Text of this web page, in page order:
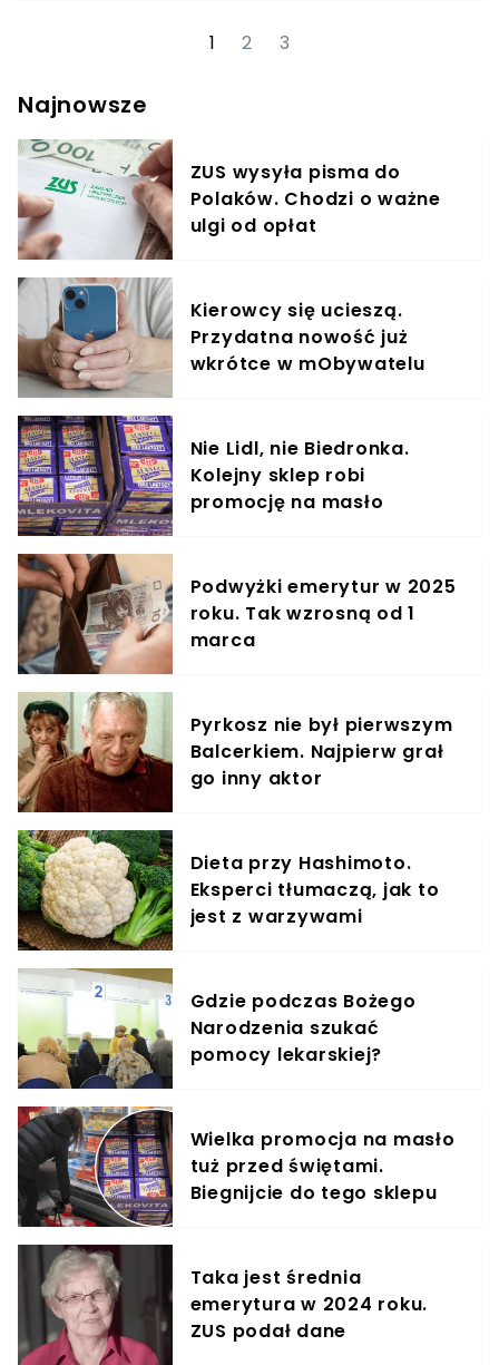
żona. Fani po informacji na temat choroby
żona, Ewa Krawczyk. W rozmowie z Plejadą
poważny. Podkreśliła również, że ona nie jest
zarażona. Ewa Krawczyk dostała negatywny wynik
na obecność COVID-19.
1 2 3
Najnowsze
ZUS wysyła pisma do
Polaków. Chodzi o ważne
ulgi od opłat
Kierowcy się ucieszą.
Przydatna nowość już
wkrótce w mObywatelu
Nie Lidl, nie Biedronka.
Kolejny sklep robi
promocję na masło
Podwyżki emerytur w 2025
roku. Tak wzrosną od 1
marca
Pyrkosz nie był pierwszym
Balcerkiem. Najpierw grał
go inny aktor
Dieta przy Hashimoto.
Eksperci tłumaczą, jak to
jest z warzywami
Gdzie podczas Bożego
Narodzenia szukać
pomocy lekarskiej?
Wielka promocja na masło
tuż przed świętami.
Biegnijcie do tego sklepu
Taka jest średnia
emerytura w 2024 roku.
ZUS podał dane